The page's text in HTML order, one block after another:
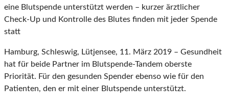
eine Blutspende unterstützt werden – kurzer ärztlicher
Check-Up und Kontrolle des Blutes finden mit jeder Spende
statt
Hamburg, Schleswig, Lütjensee, 11. März 2019 – Gesundheit
hat für beide Partner im Blutspende-Tandem oberste
Priorität. Für den gesunden Spender ebenso wie für den
Patienten, den er mit einer Blutspende unterstützt.